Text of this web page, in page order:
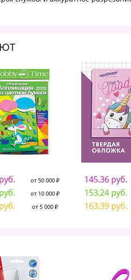
от 50 000 ₽
от 10 000 ₽
от 5 000 ₽
145.36 руб.
153.24 руб.
163.39 руб.